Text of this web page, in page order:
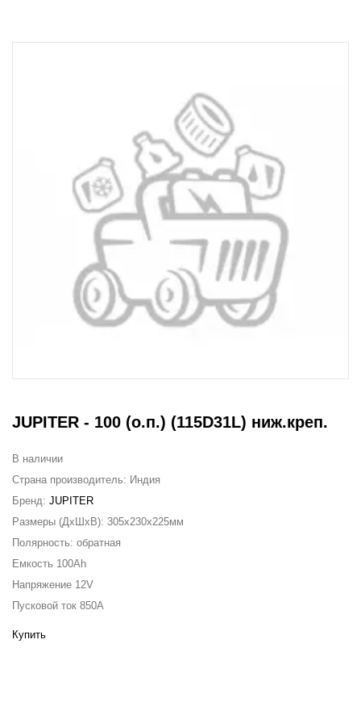
JUPITER - 100 (о.п.) (115D31L) ниж.креп.
В наличии
Страна производитель: Индия
Бренд: JUPITER
Размеры (ДxШxВ): 305x230x225мм
Полярность: обратная
Емкость 100Ah
Напряжение 12V
Пусковой ток 850A
Купить